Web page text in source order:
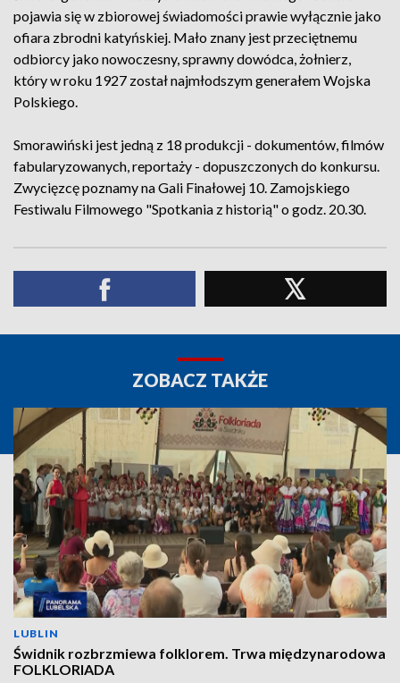
pojawia się w zbiorowej świadomości prawie wyłącznie jako
ofiara zbrodni katyńskiej. Mało znany jest przeciętnemu
odbiorcy jako nowoczesny, sprawny dowódca, żołnierz,
który w roku 1927 został najmłodszym generałem Wojska
Polskiego.
Smorawiński jest jedną z 18 produkcji - dokumentów, filmów
fabularyzowanych, reportaży - dopuszczonych do konkursu.
Zwycięzcę poznamy na Gali Finałowej 10. Zamojskiego
Festiwalu Filmowego "Spotkania z historią" o godz. 20.30.
ZOBACZ TAKŻE
LUBLIN
Świdnik rozbrzmiewa folklorem. Trwa międzynarodowa
FOLKLORIADA